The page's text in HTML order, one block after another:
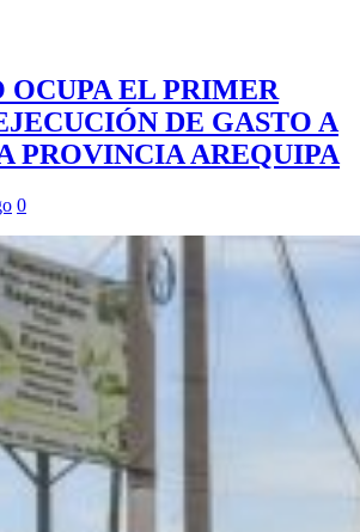
OCUPA EL PRIMER
DE GASTO A
PROVINCIA AREQUIPA
0